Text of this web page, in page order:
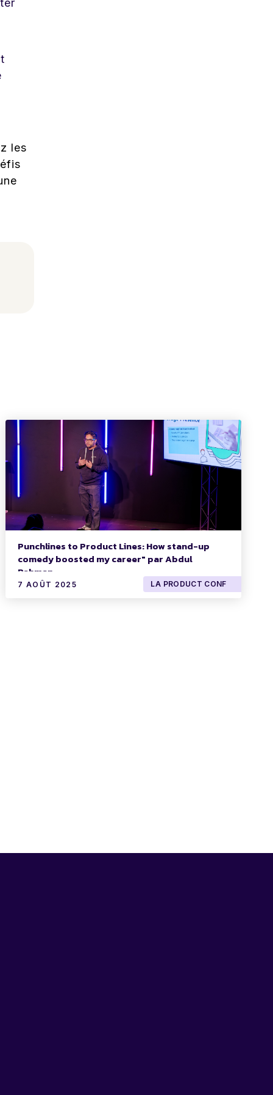
les
Punchlines to Product Lines: How stand-up
comedy boosted my career" par Abdul
Rahman
7 AOÛT 2025 LA PRODUCT CONF